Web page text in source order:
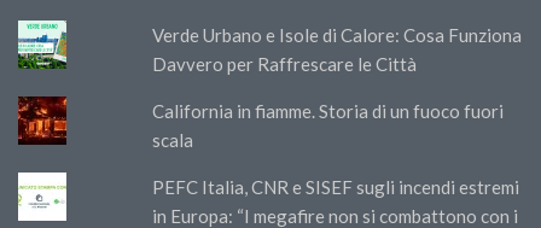
Verde Urbano e Isole di Calore: Cosa Funziona
Davvero per Raffrescare le Città
California in fiamme. Storia di un fuoco fuori
scala
PEFC Italia, CNR e SISEF sugli incendi estremi
in Europa: “I megafire non si combattono con i